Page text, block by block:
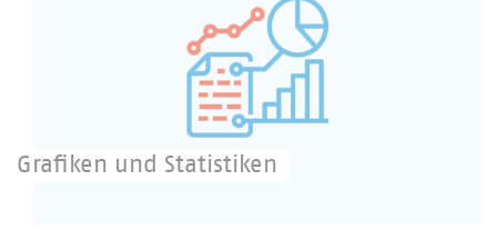
Grafiken und Statistiken